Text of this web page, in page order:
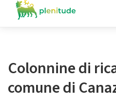
Colonnine di
comune di